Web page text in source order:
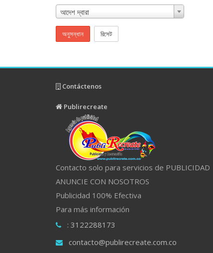
আদেশ দ্বারা
অনুসন্ধান রিসেট
Contáctenos
Publirecreate
Contacto solo para servicios de PUBLICIDAD
ANUNCIE CON NOSOTROS
Publicidad 100% Efectiva
Para más información
: 3122288173
contacto@publirecreate.com.co